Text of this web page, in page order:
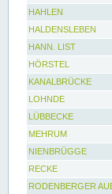
HAHLEN
HALDENSLEBEN
HANN. LIST
HÖRSTEL
KANALBRÜCKE
LOHNDE
LÜBBECKE
MEHRUM
NIENBRÜGGE
RECKE
RODENBERGER